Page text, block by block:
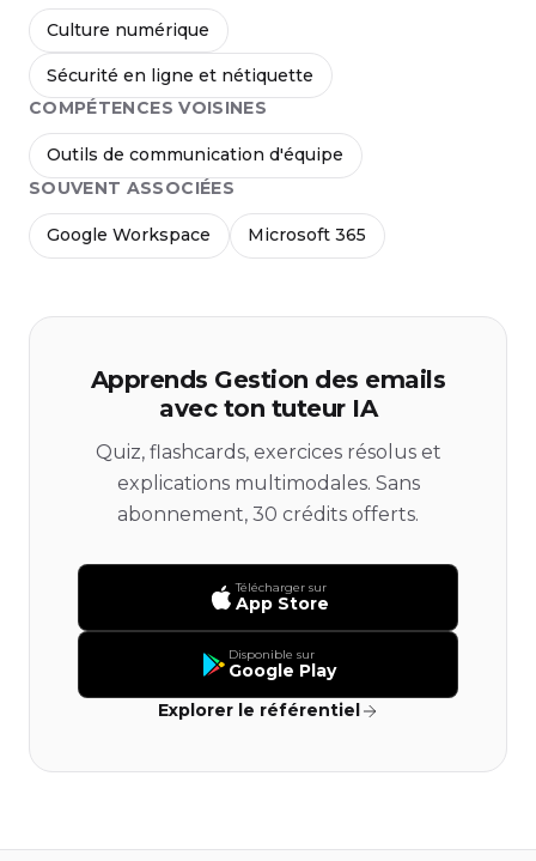
Culture numérique
Sécurité en ligne et nétiquette
COMPÉTENCES VOISINES
Outils de communication d'équipe
SOUVENT ASSOCIÉES
Google Workspace Microsoft 365
Apprends Gestion des emails
avec ton tuteur IA
Quiz, flashcards, exercices résolus et
explications multimodales. Sans
abonnement, 30 crédits offerts.
Télécharger sur
App Store
Disponible sur
Google Play
Explorer le référentiel